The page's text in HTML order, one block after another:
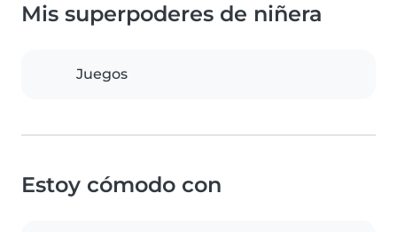
Mis superpoderes de niñera
Juegos
Estoy cómodo con